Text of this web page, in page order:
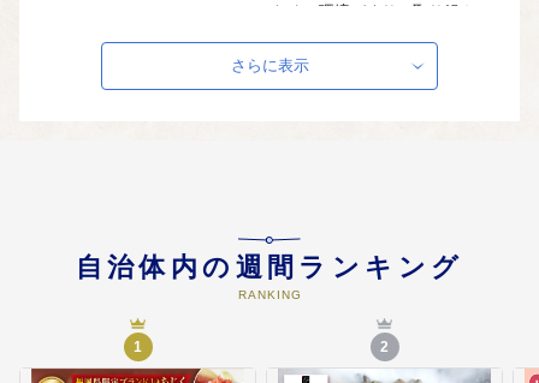
つための環境づくりに取り組んで
強化など、子育て世代への支援に
活かします。
を創出し、まちのにぎわいや国内
外からの観光客増加につなげてい
きます。
05
地域産業の振興
さらに表示
自治体内の週間ランキング
RANKING
1 2